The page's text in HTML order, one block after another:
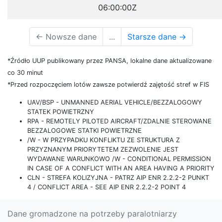
06:00:00Z
← Nowsze dane ... Starsze dane →
*Źródło UUP publikowany przez PANSA, lokalne dane aktualizowane
co 30 minut
*Przed rozpoczęciem lotów zawsze potwierdź zajętość stref w FIS
UAV/BSP - UNMANNED AERIAL VEHICLE/BEZZALOGOWY
STATEK POWIETRZNY
RPA - REMOTELY PILOTED AIRCRAFT/ZDALNIE STEROWANE
BEZZALOGOWE STATKI POWIETRZNE
/W - W PRZYPADKU KONFLIKTU ZE STRUKTURA Z
PRZYZNANYM PRIORYTETEM ZEZWOLENIE JEST
WYDAWANE WARUNKOWO /W - CONDITIONAL PERMISSION
IN CASE OF A CONFLICT WITH AN AREA HAVING A PRIORITY
CLN - STREFA KOLIZYJNA - PATRZ AIP ENR 2.2.2-2 PUNKT
4 / CONFLICT AREA - SEE AIP ENR 2.2.2-2 POINT 4
Dane gromadzone na potrzeby paralotniarzy